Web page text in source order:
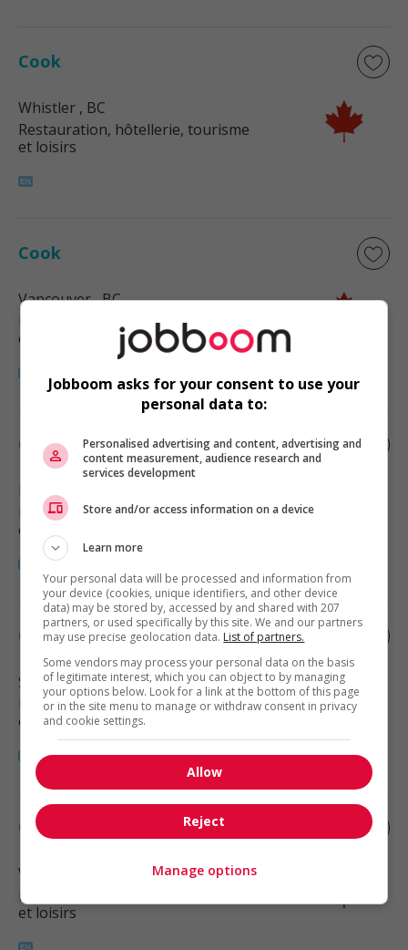
Cook
Whistler , BC
Restauration, hôtellerie, tourisme
et loisirs
Cook
Vancouver, BC
Restauration, hôtellerie, tourisme
et loisirs
Cook
New Westminster
Restauration, hôtellerie, tourisme
et loisirs
Cook
Surrey, BC
Restauration, hôtellerie, tourisme
et loisirs
Cook
Whistler
Restauration, hôtellerie, tourisme
et loisirs
Jobboom asks for your consent to use your
personal data to:
Personalised advertising and content, advertising and
content measurement, audience research and
services development
Store and/or access information on a device
Learn more
Your personal data will be processed and information from
your device (cookies, unique identifiers, and other device
data) may be stored by, accessed by and shared with 207
partners, or used specifically by this site. We and our partners
may use precise geolocation data. List of partners.
Some vendors may process your personal data on the basis
of legitimate interest, which you can object to by managing
your options below. Look for a link at the bottom of this page
or in the site menu to manage or withdraw consent in privacy
and cookie settings.
Allow
Reject
Manage options